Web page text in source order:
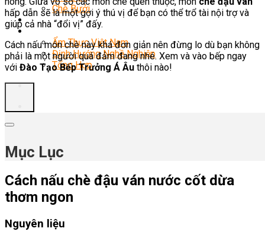
Chè Bưởi
Món Ngon Mỗi Ngày
Tin Tức
Ẩm Thực Việt Nam
Định Hướng Nghề Nghiệp
Tổng Hợp
hấp dẫn sẽ là một gợi ý thú vị để bạn có thể trổ tài nội trợ và
giúp cả nhà “đổi vị” đấy.
Cách nấu món chè này khá đơn giản nên đừng lo dù bạn không
phải là một người quá đảm đang nhé. Xem và vào bếp ngay
với Đào Tạo Bếp Trưởng Á Âu thôi nào!
Mục Lục
Cách nấu chè đậu ván nước cốt dừa
thơm ngon
Nguyên liệu